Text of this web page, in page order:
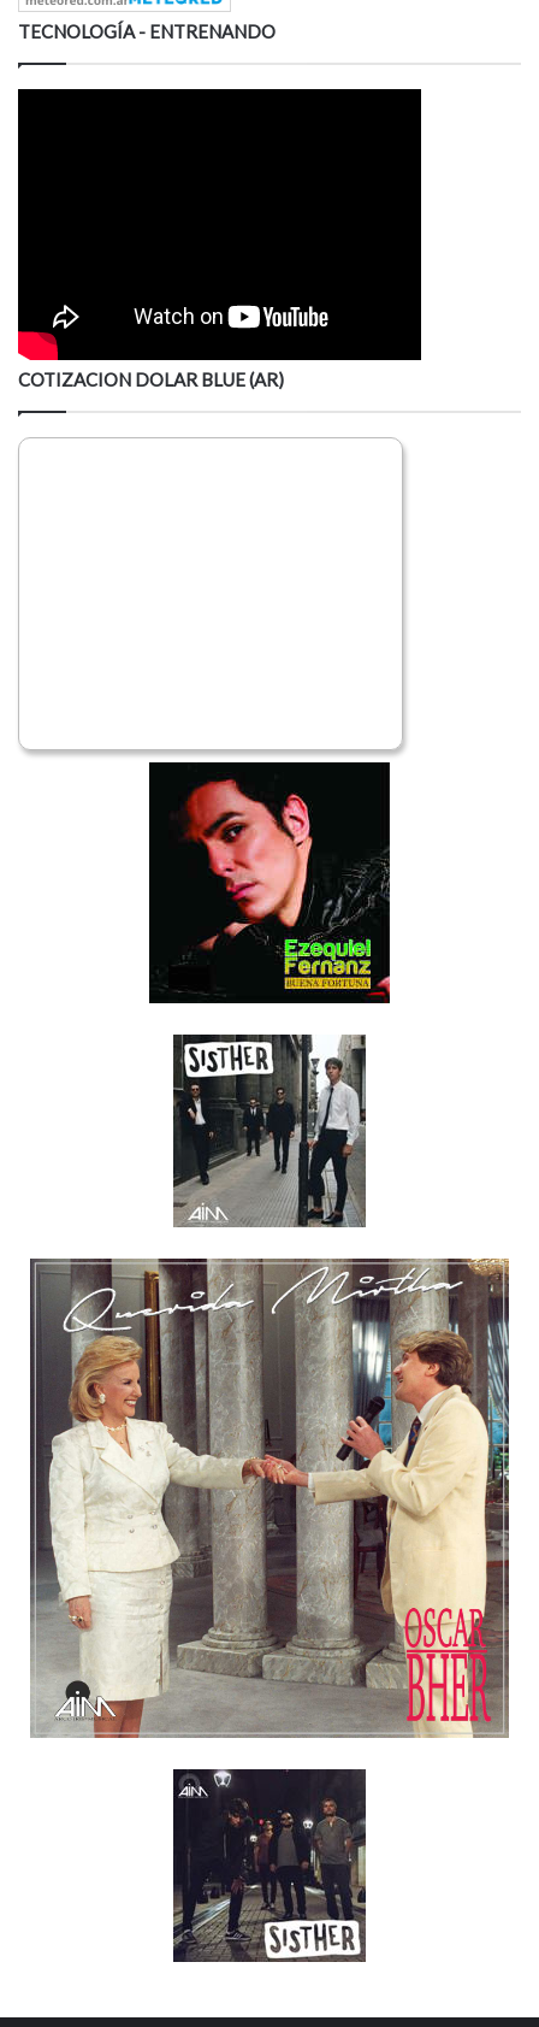
TECNOLOGÍA - ENTRENANDO
COTIZACION DOLAR BLUE (AR)